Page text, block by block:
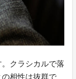
クラシカルで落
相性は抜群で